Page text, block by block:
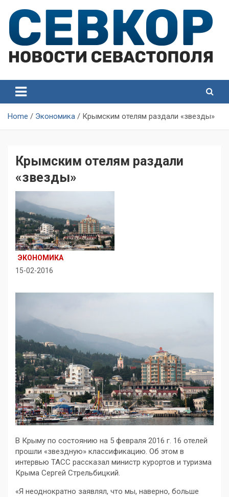
content
Севастополя
Севастополя
Home Экономика Крымским отелям раздали «звезды»
Крымским отелям раздали
«звезды»
ЭКОНОМИКА
15-02-2016
В Крыму по состоянию на 5 февраля 2016 г. 16 отелей
прошли «звездную» классификацию. Об этом в
интервью ТАСС рассказал министр курортов и туризма
Крыма Сергей Стрельбицкий.
«Я неоднократно заявлял, что мы, наверно, больше